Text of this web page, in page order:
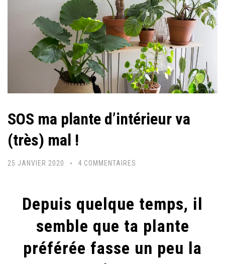
SOS ma plante d’intérieur va
(très) mal !
25 JANVIER 2020 4 COMMENTAIRES
PLANTE
D’INTÉRIEUR
VA
(TRÈS)
Depuis quelque temps, il
semble que ta plante
préférée fasse un peu la